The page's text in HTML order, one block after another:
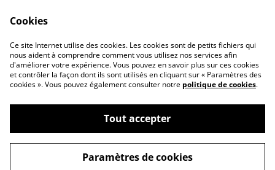
Politique de
confidentialité
Politique de cookies
©2026Lux môria
powered by
Cookies
Ce site Internet utilise des cookies. Les cookies sont de petits fichiers qui
nous aident à comprendre comment vous utilisez nos services afin
d'améliorer votre expérience. Vous pouvez en savoir plus sur ces cookies
et contrôler la façon dont ils sont utilisés en cliquant sur « Paramètres des
cookies ». Vous pouvez également consulter notre politique de cookies.
Tout accepter
Paramètres de cookies